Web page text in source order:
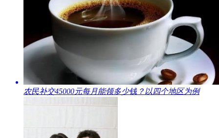
​农民补交45000元每月能领多少钱？以四个地区为例